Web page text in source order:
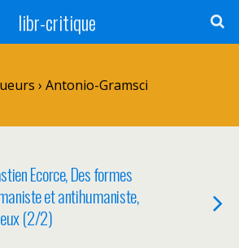
libr-critique
› Antonio-Gramsci
Ecorce, Des formes
et antihumaniste,
(2/2)